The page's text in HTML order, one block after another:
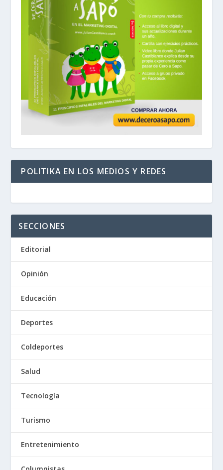
POLITIKA EN LOS MEDIOS Y REDES
SECCIONES
Editorial
Opinión
Educación
Deportes
Coldeportes
Salud
Tecnología
Turismo
Entretenimiento